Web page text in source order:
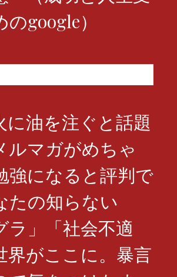
google）
に油を注ぐと話題
ルマガがめちゃ
強になると評判で
たの知らない
ラ」「社会不適
界がここに。暴言